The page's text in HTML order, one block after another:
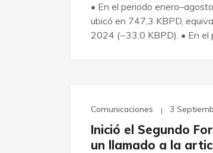
• En el periodo
ubicó en 747,3 KBPD,
2024 (−33,0 KBPD). • En el
Comunicaciones 3
Inició el Segundo
un llamado a la